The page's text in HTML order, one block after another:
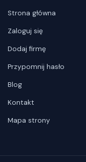
Strona główna
Zaloguj się
Dodaj firmę
Przypomnij hasło
Blog
Kontakt
Mapa strony